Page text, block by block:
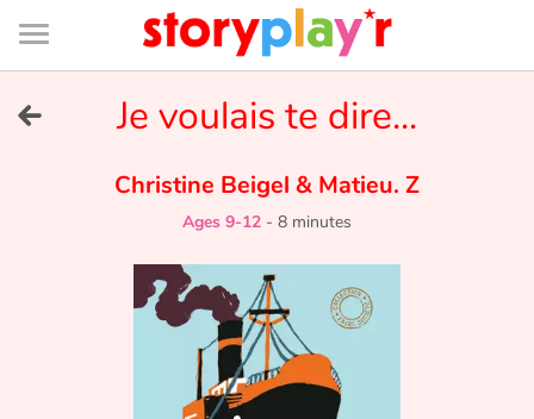
Connexion
Bibliothèque
de
page
Je voulais te dire...
Christine Beigel & Matieu. Z
Ages 9-12 - 8 minutes